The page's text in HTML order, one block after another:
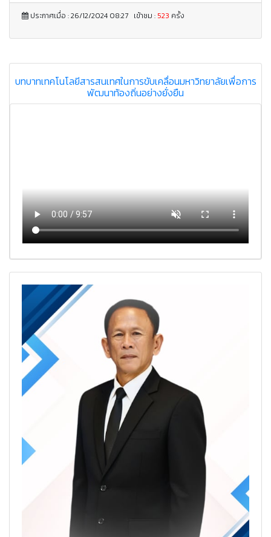
ประกาศเมื่อ : 26/12/2024 08:27 เข้าชม : 523 ครั้ง
บทบาทเทคโนโลยีสารสนเทศในการขับเคลื่อนมหาวิทยาลัยเพื่อการ
พัฒนาท้องถิ่นอย่างยั่งยืน